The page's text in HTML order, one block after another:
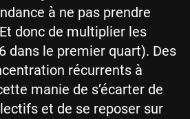
à ne pas prendre
donc de multiplier les
dans le premier quart). Des
récurrents à
manie de s’écarter de
et de se reposer sur